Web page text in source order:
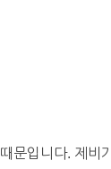
문입니다. 제비